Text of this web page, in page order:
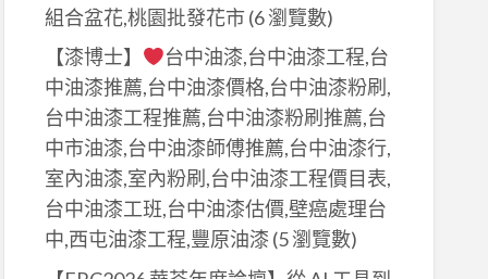
組合盆花,桃園批發花市(6 瀏覽數)
【漆博士】
台中油漆,台中油漆工程,台
中油漆推薦,台中油漆價格,台中油漆粉刷,
台中油漆工程推薦,台中油漆粉刷推薦,台
中市油漆,台中油漆師傅推薦,台中油漆行,
室內油漆,室內粉刷,台中油漆工程價目表,
台中油漆工班,台中油漆估價,壁癌處理台
中,西屯油漆工程,豐原油漆(5 瀏覽數)